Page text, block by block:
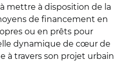
mettre à disposition de la
de financement en
ou en prêts pour
dynamique de cœur de
à travers son projet urbain